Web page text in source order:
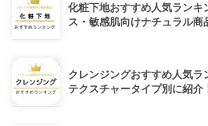
化粧下地おすすめ人気ランキ
ス・敏感肌向けナチュラル商
クレンジングおすすめ人気
テクスチャータイプ別に紹介